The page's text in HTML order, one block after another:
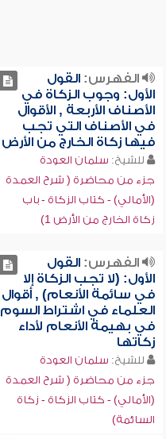
الفهرس:القول
الأول: وجوب الزكاة في
الأصناف الأربعة , الأقوال
في الأصناف التي تجب
فيها زكاة الخارج من الأرض
للشيخ: سلمان العودة
جزء من محاضرة ( شرح العمدة
(الأمالي) - كتاب الزكاة - باب
زكاة الخارج من الأرض 1)
الفهرس:القول
الأول: (لا تجب الزكاة إلا
في سائمة الأنعام) , أقوال
العلماء في اشتراط السوم
في بهيمة الأنعام لأداء
زكاتها
للشيخ: سلمان العودة
جزء من محاضرة ( شرح العمدة
(الأمالي) - كتاب الزكاة - زكاة
السائمة)